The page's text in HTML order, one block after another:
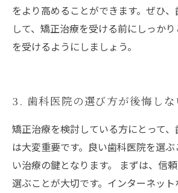
をより高めることができます。ぜひ
して、矯正治療を受ける前にしっか
を受けるようにしましょう。
3. 歯科医院の選び方が後悔し
矯正治療を検討している方にとって
は大変重要です。良い歯科医院を選
い治療の鍵となります。 まずは、信
選ぶことが大切です。インターネッ